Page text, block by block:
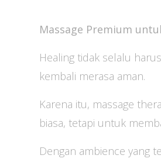
Massage Premium
Healing tidak selalu
kembali merasa aman.
Karena itu, massage
biasa, tetapi untuk
Dengan ambience yang